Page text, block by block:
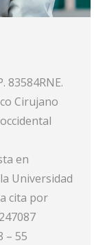
83584RNE.
Cirujano
en
Universidad
cita por
– 55